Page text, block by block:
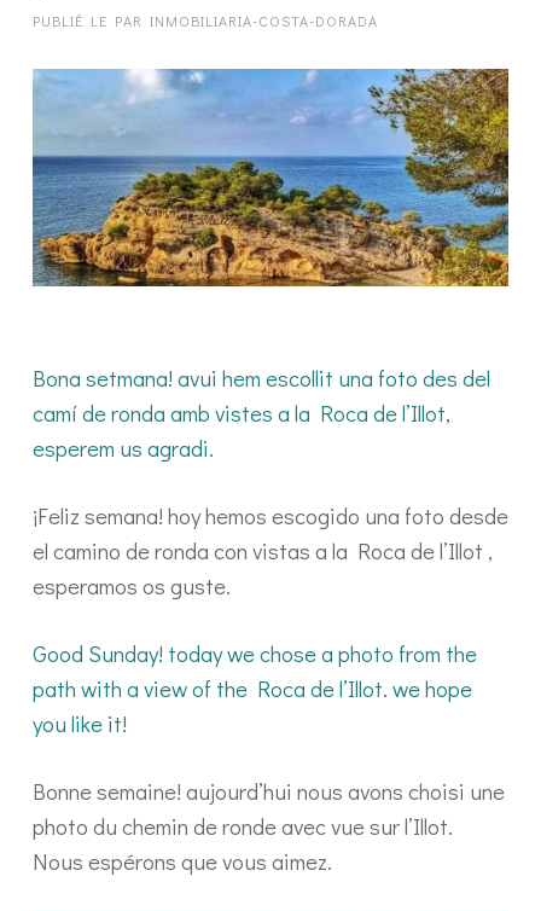
PUBLIÉ LE PAR INMOBILIARIA-COSTA-DORADA
Bona setmana! avui hem escollit una foto des del
camí de ronda amb vistes a la Roca de l’Illot,
esperem us agradi.
¡Feliz semana! hoy hemos escogido una foto desde
el camino de ronda con vistas a la Roca de l’Illot ,
esperamos os guste.
Good Sunday! today we chose a photo from the
path with a view of the Roca de l’Illot. we hope
you like it!
Bonne semaine! aujourd’hui nous avons choisi une
photo du chemin de ronde avec vue sur l’Illot.
Nous espérons que vous aimez.